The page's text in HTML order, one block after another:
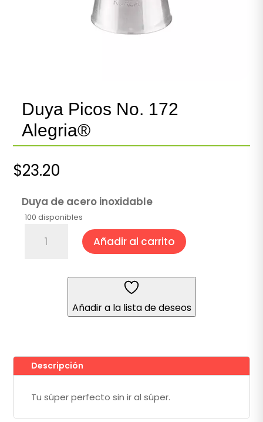
Duya Picos No. 172
Alegria®
$23.20
Duya de acero inoxidable
100 disponibles
Añadir al carrito
Añadir a la lista de deseos
Descripción
Tu súper perfecto sin ir al súper.